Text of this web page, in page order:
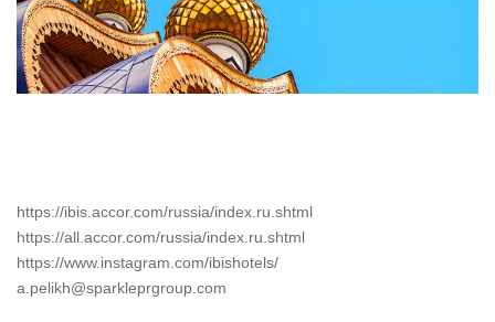
https://ibis.accor.com/russia/index.ru.shtml
https://all.accor.com/russia/index.ru.shtml
https://www.instagram.com/ibishotels/
a.pelikh@sparkleprgroup.com